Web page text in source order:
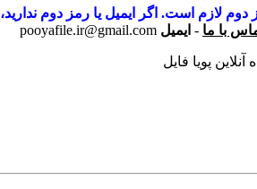
دوم لازم است. اگر ایمیل یا رمز دوم ندارید،
با ما - ایمیل pooyafile.ir@gmail.com
پویا فایل